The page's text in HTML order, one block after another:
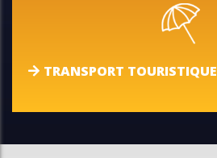
TRANSPORT TOURISTIQUE